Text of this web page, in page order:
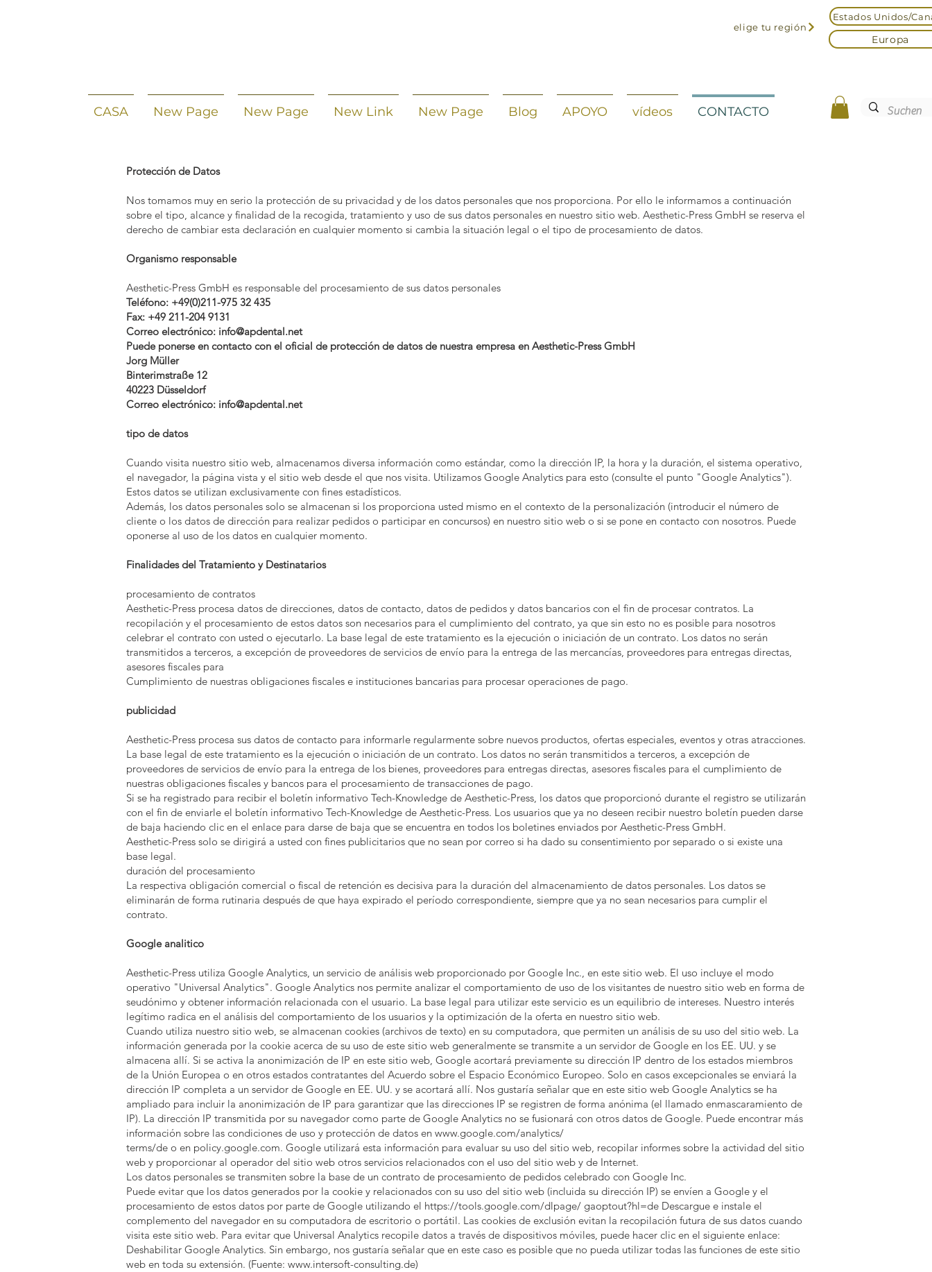
elige tu región
Estados Unidos/
Europa
CASA New Page New Page New Link New Page Blog APOYO vídeos CONTACTO
Protección de Datos
Nos tomamos muy en serio la protección de su privacidad y de los datos personales que nos proporciona. Por ello le informamos a continuación
sobre el tipo, alcance y finalidad de la recogida, tratamiento y uso de sus datos personales en nuestro sitio web. Aesthetic-Press GmbH se reserva el
derecho de cambiar esta declaración en cualquier momento si cambia la situación legal o el tipo de procesamiento de datos.
Organismo responsable
Aesthetic-Press GmbH es responsable del procesamiento de sus datos personales
Teléfono: +49(0)211-975 32 435
Fax: +49 211-204 9131
Correo electrónico: info@apdental.net
Puede ponerse en contacto con el oficial de protección de datos de nuestra empresa en Aesthetic-Press GmbH
Jorg Müller
Binterimstraße 12
40223 Düsseldorf
Correo electrónico: info@apdental.net
tipo de datos
Cuando visita nuestro sitio web, almacenamos diversa información como estándar, como la dirección IP, la hora y la duración, el sistema operativo,
el navegador, la página vista y el sitio web desde el que nos visita. Utilizamos Google Analytics para esto (consulte el punto "Google Analytics").
Estos datos se utilizan exclusivamente con fines estadísticos.
Además, los datos personales solo se almacenan si los proporciona usted mismo en el contexto de la personalización (introducir el número de
cliente o los datos de dirección para realizar pedidos o participar en concursos) en nuestro sitio web o si se pone en contacto con nosotros. Puede
oponerse al uso de los datos en cualquier momento.
Finalidades del Tratamiento y Destinatarios
procesamiento de contratos
Aesthetic-Press procesa datos de direcciones, datos de contacto, datos de pedidos y datos bancarios con el fin de procesar contratos. La
recopilación y el procesamiento de estos datos son necesarios para el cumplimiento del contrato, ya que sin esto no es posible para nosotros
celebrar el contrato con usted o ejecutarlo. La base legal de este tratamiento es la ejecución o iniciación de un contrato. Los datos no serán
transmitidos a terceros, a excepción de proveedores de servicios de envío para la entrega de las mercancías, proveedores para entregas directas,
asesores fiscales para
Cumplimiento de nuestras obligaciones fiscales e instituciones bancarias para procesar operaciones de pago.
publicidad
Aesthetic-Press procesa sus datos de contacto para informarle regularmente sobre nuevos productos, ofertas especiales, eventos y otras atracciones.
La base legal de este tratamiento es la ejecución o iniciación de un contrato. Los datos no serán transmitidos a terceros, a excepción de
proveedores de servicios de envío para la entrega de los bienes, proveedores para entregas directas, asesores fiscales para el cumplimiento de
nuestras obligaciones fiscales y bancos para el procesamiento de transacciones de pago.
Si se ha registrado para recibir el boletín informativo Tech-Knowledge de Aesthetic-Press, los datos que proporcionó durante el registro se utilizarán
con el fin de enviarle el boletín informativo Tech-Knowledge de Aesthetic-Press. Los usuarios que ya no deseen recibir nuestro boletín pueden darse
de baja haciendo clic en el enlace para darse de baja que se encuentra en todos los boletines enviados por Aesthetic-Press GmbH.
Aesthetic-Press solo se dirigirá a usted con fines publicitarios que no sean por correo si ha dado su consentimiento por separado o si existe una
base legal.
duración del procesamiento
La respectiva obligación comercial o fiscal de retención es decisiva para la duración del almacenamiento de datos personales. Los datos se
eliminarán de forma rutinaria después de que haya expirado el período correspondiente, siempre que ya no sean necesarios para cumplir el
contrato.
Google analitico
Aesthetic-Press utiliza Google Analytics, un servicio de análisis web proporcionado por Google Inc., en este sitio web. El uso incluye el modo
operativo "Universal Analytics". Google Analytics nos permite analizar el comportamiento de uso de los visitantes de nuestro sitio web en forma de
seudónimo y obtener información relacionada con el usuario. La base legal para utilizar este servicio es un equilibrio de intereses. Nuestro interés
legítimo radica en el análisis del comportamiento de los usuarios y la optimización de la oferta en nuestro sitio web.
Cuando utiliza nuestro sitio web, se almacenan cookies (archivos de texto) en su computadora, que permiten un análisis de su uso del sitio web. La
información generada por la cookie acerca de su uso de este sitio web generalmente se transmite a un servidor de Google en los EE. UU. y se
almacena allí. Si se activa la anonimización de IP en este sitio web, Google acortará previamente su dirección IP dentro de los estados miembros
de la Unión Europea o en otros estados contratantes del Acuerdo sobre el Espacio Económico Europeo. Solo en casos excepcionales se enviará la
dirección IP completa a un servidor de Google en EE. UU. y se acortará allí. Nos gustaría señalar que en este sitio web Google Analytics se ha
ampliado para incluir la anonimización de IP para garantizar que las direcciones IP se registren de forma anónima (el llamado enmascaramiento de
IP). La dirección IP transmitida por su navegador como parte de Google Analytics no se fusionará con otros datos de Google. Puede encontrar más
información sobre las condiciones de uso y protección de datos en www.google.com/analytics/
terms/de o en policy.google.com. Google utilizará esta información para evaluar su uso del sitio web, recopilar informes sobre la actividad del sitio
web y proporcionar al operador del sitio web otros servicios relacionados con el uso del sitio web y de Internet.
Los datos personales se transmiten sobre la base de un contrato de procesamiento de pedidos celebrado con Google Inc.
Puede evitar que los datos generados por la cookie y relacionados con su uso del sitio web (incluida su dirección IP) se envíen a Google y el
procesamiento de estos datos por parte de Google utilizando el https://tools.google.com/dlpage/ gaoptout?hl=de Descargue e instale el
complemento del navegador en su computadora de escritorio o portátil. Las cookies de exclusión evitan la recopilación futura de sus datos cuando
visita este sitio web. Para evitar que Universal Analytics recopile datos a través de dispositivos móviles, puede hacer clic en el siguiente enlace:
Deshabilitar Google Analytics. Sin embargo, nos gustaría señalar que en este caso es posible que no pueda utilizar todas las funciones de este sitio
web en toda su extensión. (Fuente: www.intersoft-consulting.de)